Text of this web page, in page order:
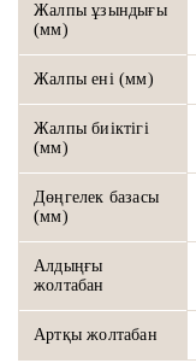
Жалпы ұзындығы
(мм)
Жалпы ені (мм)
Жалпы биіктігі
(мм)
Дөңгелек базасы
(мм)
Алдыңғы
жолтабан
Артқы жолтабан